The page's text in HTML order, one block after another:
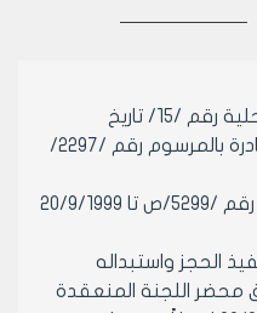
بناء على احكام قانون الإدارة المحلية رقم /15/ تاريخ
11/5/1971 ولائحته التنفيذية الصادرة بالمرسوم رقم /2297/
وعلى كتاب السيد محافظ حلب رقم /5299/ص تا 20/9/1999
الحجز واستبداله
محضر اللجنة المنعقدة